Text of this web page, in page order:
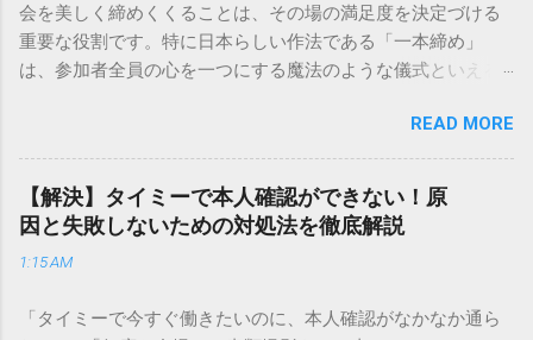
本全国に広範なネットワークを持つ大手運送会社です。特に
重量物や大型の荷物、そして企業間の輸送において圧倒的な
実績を誇ります。 個人で利用する場合、他の宅配業者と少し
いう特徴があります。地域に密着した各拠点が配送をコント
ロールしているため、現場の状況に合わせた柔軟な相談がし
やすいのがメリットです。まずは、今抱えている悩みがどの
サービスで解決できるかを確認していきましょう。 1. 荷物の
るのが最も効率的です。現在の荷物がいったいどこにあるの
か、いつ届く予定なのかは、お手元の番号一つで判明しま
会を美しく締めくくることは、その場の満足度を決定づける
重要な役割です。特に日本らしい作法である「一本締め」
は、参加者全員の心を一つにする魔法のような儀式といえる
「手拍子のリズムに自信がない」と不安を感じる方も多いは
ずです。この記事では、ビジネスからカジュアルな集まりま
で、どのような場面でも堂々と立ち振る舞えるための「一本
締め」の作法を、基礎知識から具体的なセリフ例まで丁寧に
解説します。 一本締めとは？その本質と効果 一本締めは、単
に手を叩いて終わらせる作業ではありません。その時間、そ
て刻み込む伝統的な儀礼です。 一本締めがもたらすポジティ
READ MORE
【解決】タイミーで本人確認ができない！原
因と失敗しないための対処法を徹底解説
1:15 AM
「タイミーで今すぐ働きたいのに、本人確認がなかなか通ら